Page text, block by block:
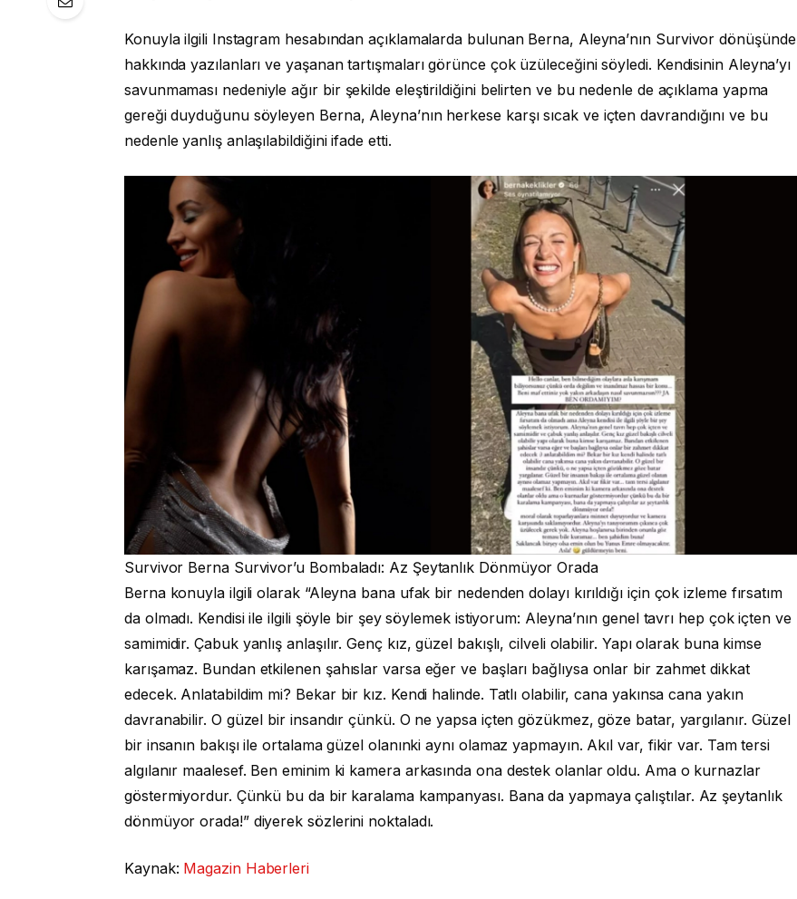
Konuyla ilgili Instagram hesabından açıklamalarda bulunan Berna, Aleyna’nın Survivor dönüşünde
hakkında yazılanları ve yaşanan tartışmaları görünce çok üzüleceğini söyledi. Kendisinin Aleyna’yı
savunmaması nedeniyle ağır bir şekilde eleştirildiğini belirten ve bu nedenle de açıklama yapma
gereği duyduğunu söyleyen Berna, Aleyna’nın herkese karşı sıcak ve içten davrandığını ve bu
nedenle yanlış anlaşılabildiğini ifade etti.
Survivor Berna Survivor’u Bombaladı: Az Şeytanlık Dönmüyor Orada
Berna konuyla ilgili olarak “Aleyna bana ufak bir nedenden dolayı kırıldığı için çok izleme fırsatım
da olmadı. Kendisi ile ilgili şöyle bir şey söylemek istiyorum: Aleyna’nın genel tavrı hep çok içten ve
samimidir. Çabuk yanlış anlaşılır. Genç kız, güzel bakışlı, cilveli olabilir. Yapı olarak buna kimse
karışamaz. Bundan etkilenen şahıslar varsa eğer ve başları bağlıysa onlar bir zahmet dikkat
edecek. Anlatabildim mi? Bekar bir kız. Kendi halinde. Tatlı olabilir, cana yakınsa cana yakın
davranabilir. O güzel bir insandır çünkü. O ne yapsa içten gözükmez, göze batar, yargılanır. Güzel
bir insanın bakışı ile ortalama güzel olanınki aynı olamaz yapmayın. Akıl var, fikir var. Tam tersi
algılanır maalesef. Ben eminim ki kamera arkasında ona destek olanlar oldu. Ama o kurnazlar
göstermiyordur. Çünkü bu da bir karalama kampanyası. Bana da yapmaya çalıştılar. Az şeytanlık
dönmüyor orada!” diyerek sözlerini noktaladı.
Kaynak: Magazin Haberleri